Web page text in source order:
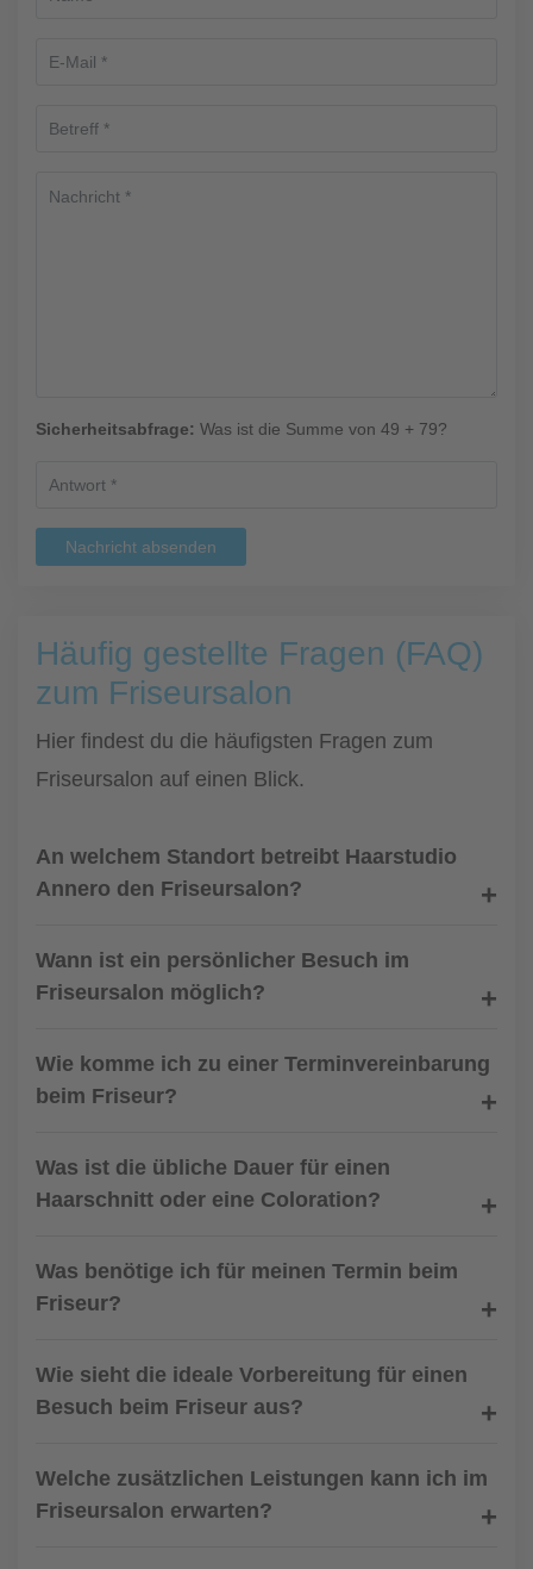
Sicherheitsabfrage: Was ist die Summe von 49 + 79?
Nachricht absenden
Häufig gestellte Fragen (FAQ)
zum Friseursalon
Hier findest du die häufigsten Fragen zum
Friseursalon auf einen Blick.
An welchem Standort betreibt Haarstudio
Annero den Friseursalon?
Wann ist ein persönlicher Besuch im
Friseursalon möglich?
Wie komme ich zu einer Terminvereinbarung
beim Friseur?
Was ist die übliche Dauer für einen
Haarschnitt oder eine Coloration?
Was benötige ich für meinen Termin beim
Friseur?
Wie sieht die ideale Vorbereitung für einen
Besuch beim Friseur aus?
Welche zusätzlichen Leistungen kann ich im
Friseursalon erwarten?